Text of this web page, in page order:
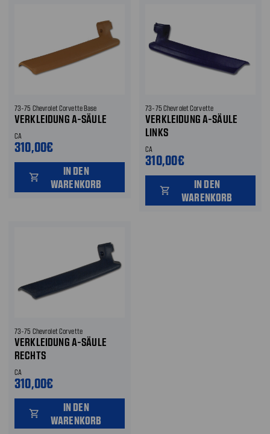
73-75 Chevrolet Corvette Base
VERKLEIDUNG A-SÄULE
CA
310,00€
shopping_cart
IN DEN
WARENKORB
73-75 Chevrolet Corvette
VERKLEIDUNG A-SÄULE
LINKS
CA
310,00€
shopping_cart
IN DEN
WARENKORB
73-75 Chevrolet Corvette
VERKLEIDUNG A-SÄULE
RECHTS
CA
310,00€
shopping_cart
IN DEN
WARENKORB